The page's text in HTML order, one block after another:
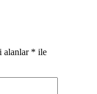
alanlar * ile